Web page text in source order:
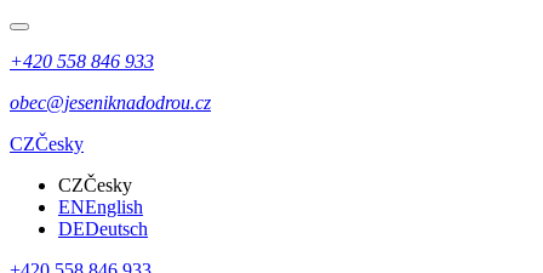
+420 558 846 933
obec@jeseniknadodrou.cz
CZČesky
CZČesky
ENEnglish
DEDeutsch